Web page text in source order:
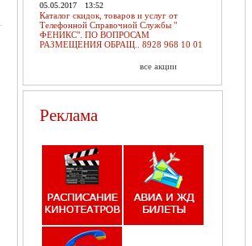
05.05.2017 13:52
Каталог скидок, товаров и услуг от
Телефонной Справочной Службы "
ФЕНИКС". ПО ВОПРОСАМ
РАЗМЕЩЕНИЯ ОБРАЩ.. 8928 968 10 01
все акции
Реклама